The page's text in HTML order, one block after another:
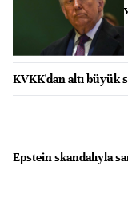
KVKK'dan altı büyük
Epstein skandalıyla